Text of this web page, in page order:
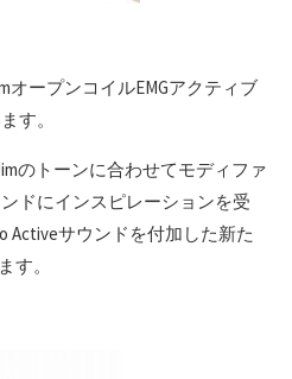
オープンコイルEMGアクティブ
す。
のトーンに合わせてモディファ
ドにインスピレーションを受
Activeサウンドを付加した新た
す。